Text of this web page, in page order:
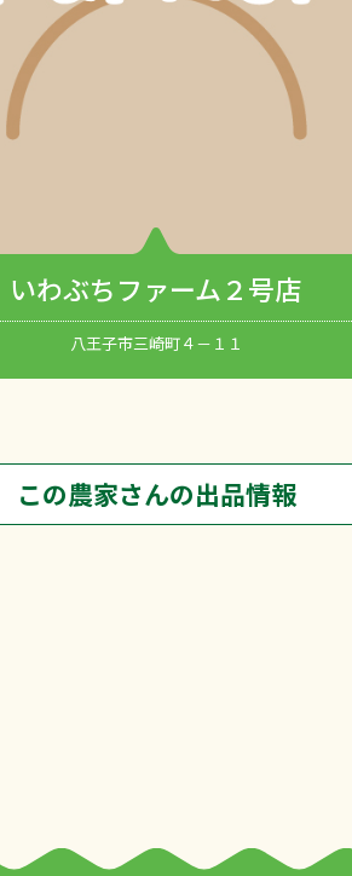
いわぶちファーム２号店
八王子市三崎町４－１１
この農家さんの出品情報